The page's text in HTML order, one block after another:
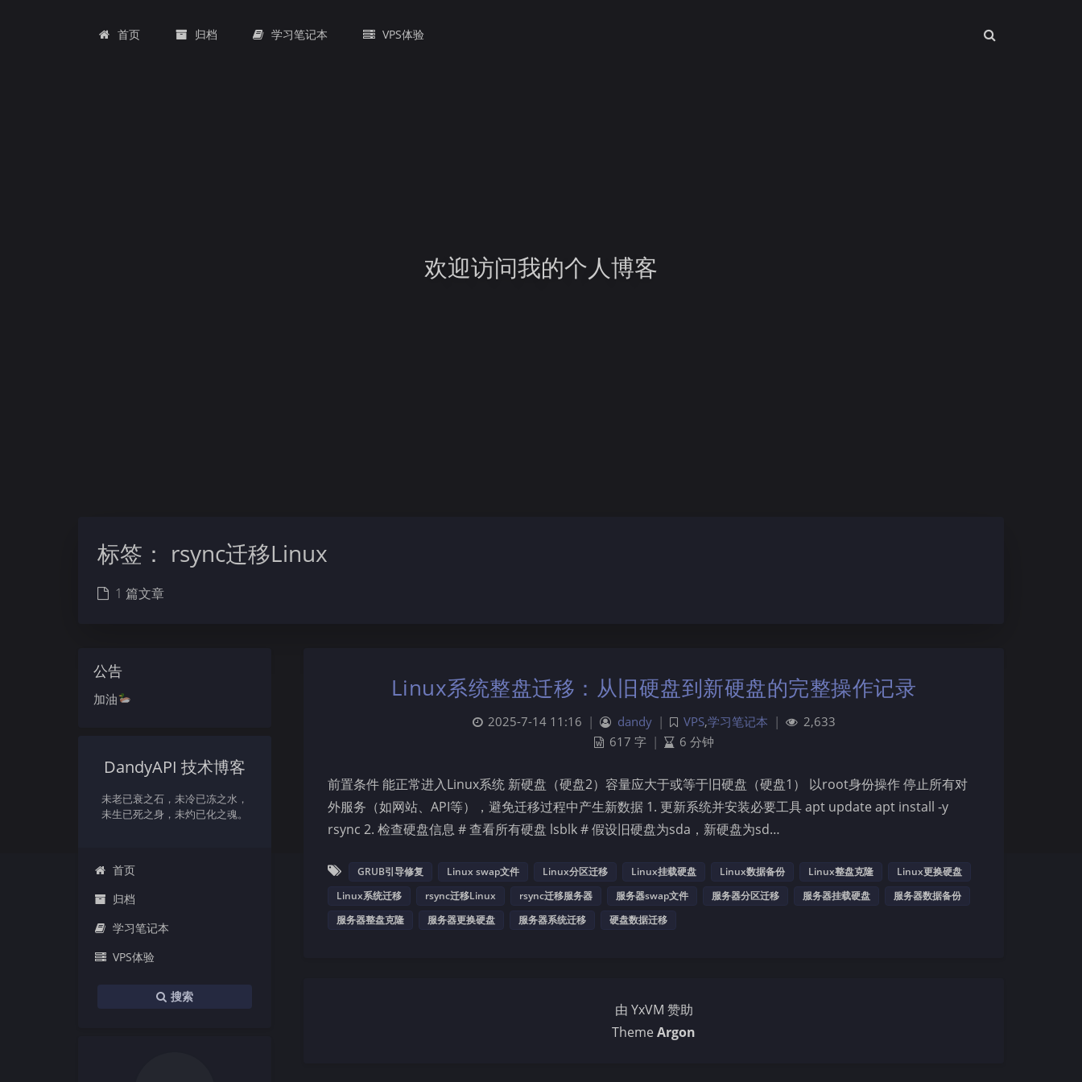
首页 归档 学习笔记本 VPS体验
欢迎访问我的个人博客
标签： rsync迁移Linux
1 篇文章
公告
加油
DandyAPI 技术博客
未老已衰之石，未冷已冻之水，
未生已死之身，未灼已化之魂。
首页
归档
学习笔记本
VPS体验
搜索
Linux系统整盘迁移：从旧硬盘到新硬盘的完整操作记录
2025-7-14 11:16 | dandy | VPS,学习笔记本 |
2,633
617 字 | 6 分钟
前置条件 能正常进入Linux系统 新硬盘（硬盘2）容量应大于或等于旧硬盘（硬盘1） 以root身份操作 停止所有对
外服务（如网站、API等），避免迁移过程中产生新数据 1. 更新系统并安装必要工具 apt update apt install -y
rsync 2. 检查硬盘信息 # 查看所有硬盘 lsblk # 假设旧硬盘为sda，新硬盘为sd…
GRUB引导修复 Linux swap文件 Linux分区迁移 Linux挂载硬盘 Linux数据备份 Linux整盘克隆
Linux更换硬盘
Linux系统迁移
rsync迁移Linux rsync迁移服务器 服务器swap文件 服务器分区迁移 服务器挂载硬盘
服务器数据备份
服务器整盘克隆
服务器更换硬盘 服务器系统迁移 硬盘数据迁移
由 YxVM 赞助
ThemeArgon